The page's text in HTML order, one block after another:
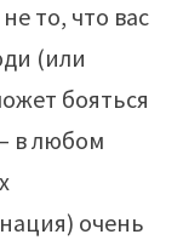
то, что вас
(или
бояться
в любом
очень